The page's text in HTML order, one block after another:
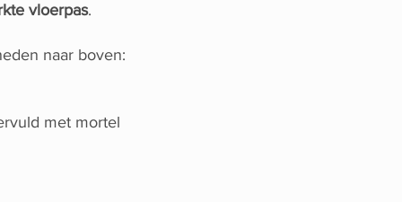
vloerpas.
naar boven:
met mortel